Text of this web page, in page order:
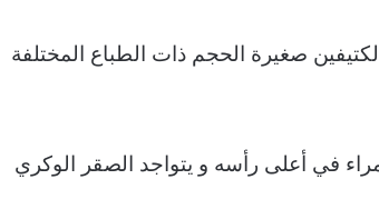
صغيرة الحجم ذات الطباع المختلفة
في أعلى رأسه و يتواجد الصقر الوكري